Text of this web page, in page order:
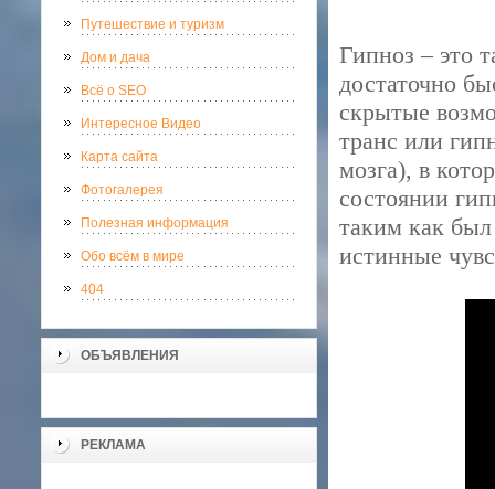
Путешествие и туризм
Дом и дача
Всё о SEO
Интересное Видео
Карта сайта
Фотогалерея
Полезная информация
Обо всём в мире
404
ОБЪЯВЛЕНИЯ
РЕКЛАМА
Гипноз – это
достаточно
скрытые
транс или
мозга), в
состоянии
таким как был
истинные